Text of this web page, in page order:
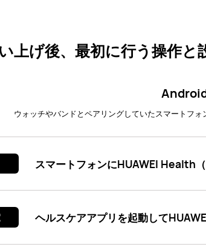
上げ後、最初に行う操作
ウォッチやバンドとペアリングしていたスマートフ
スマートフォンにHUAWEI Health
ヘルスケアアプリを起動して